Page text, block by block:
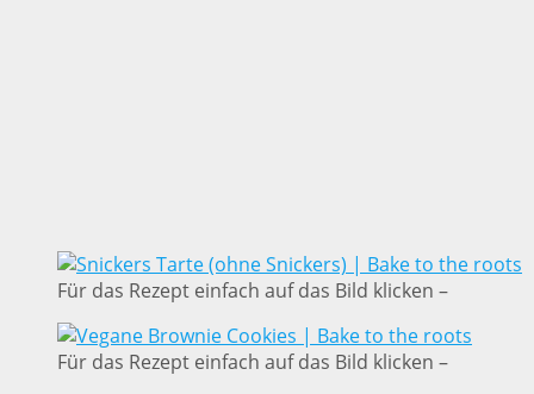
Für das Rezept einfach auf das Bild klicken –
Für das Rezept einfach auf das Bild klicken –